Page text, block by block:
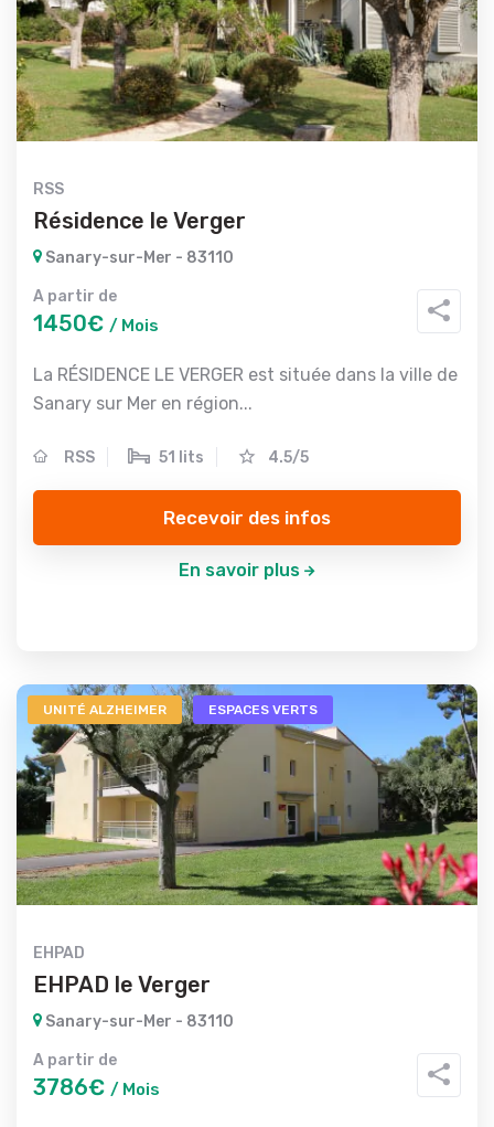
RSS
Résidence le Verger
Sanary-sur-Mer - 83110
A partir de
1450€ / Mois
La RÉSIDENCE LE VERGER est située dans la ville de
Sanary sur Mer en région...
RSS 51 lits 4.5/5
Recevoir des infos
En savoir plus
UNITÉ ALZHEIMER ESPACES VERTS
EHPAD
EHPAD le Verger
Sanary-sur-Mer - 83110
A partir de
3786€ / Mois